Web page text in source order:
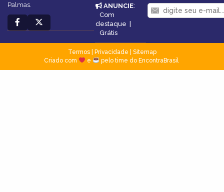
Palmas.
ANUNCIE:
Com
destaque |
Grátis
Termos| Privacidade
Sitemap
Criado com
e pelo time do EncontraBrasil